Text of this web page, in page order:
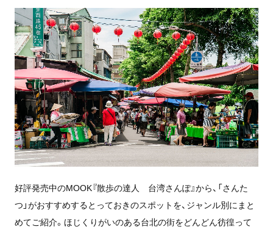
好評発売中のMOOK『散歩の達人 台湾さんぽ』から、「さんた
つ」がおすすめするとっておきのスポットを、ジャンル別にまと
めてご紹介。ほじくりがいのある台北の街をどんどん彷徨って